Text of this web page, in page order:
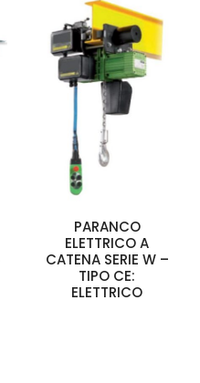
PARANCO
ELETTRICO A
CATENA SERIE W –
TIPO CE:
ELETTRICO